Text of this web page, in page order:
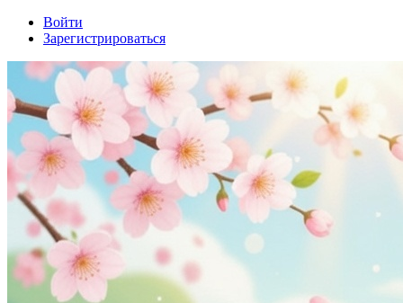
Войти
Зарегистрироваться